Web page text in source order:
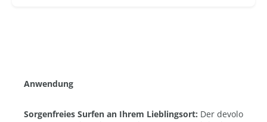
Anwendung
Sorgenfreies Surfen an Ihrem Lieblingsort: Der devolo